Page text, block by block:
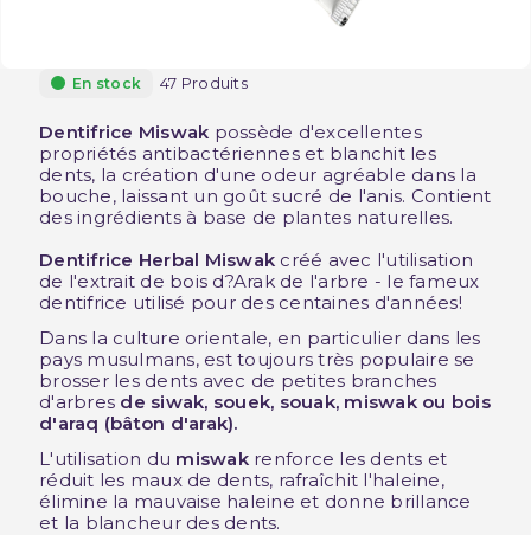
En stock 47 Produits
Dentifrice Miswak possède d'excellentes
propriétés antibactériennes et blanchit les
dents, la création d'une odeur agréable dans la
bouche, laissant un goût sucré de l'anis. Contient
des ingrédients à base de plantes naturelles.
Dentifrice Herbal Miswak créé avec l'utilisation
de l'extrait de bois d?Arak de l'arbre - le fameux
dentifrice utilisé pour des centaines d'années!
Dans la culture orientale, en particulier dans les
pays musulmans, est toujours très populaire se
brosser les dents avec de petites branches
d'arbres de siwak, souek, souak, miswak ou bois
d'araq (bâton d'arak).
L'utilisation du miswakrenforce les dents et
réduit les maux de dents, rafraîchit l'haleine,
élimine la mauvaise haleine et donne brillance
et la blancheur des dents.